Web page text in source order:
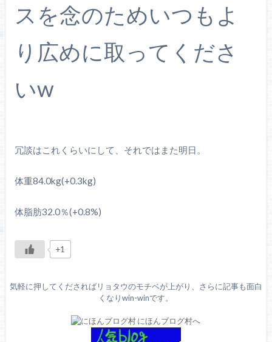
スを念のためいつもよ
り広めに取ってくださ
いw
冗談はこれくらいにして、それではまた明日。
体重84.0kg(+0.3kg)
体脂肪32.0％(+0.8%)
+1
気軽に押してくださればリョタウのモチベが上がり、さらに記事も面白
くなりwin-winです。